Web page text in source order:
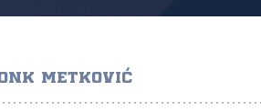
ONK METKOVIĆ